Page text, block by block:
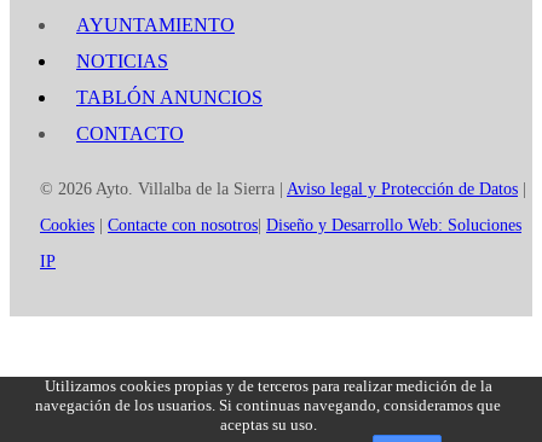
AYUNTAMIENTO
NOTICIAS
TABLÓN ANUNCIOS
CONTACTO
© 2026 Ayto. Villalba de la Sierra | Aviso legal y Protección de Datos
Cookies
Contacte con nosotros Diseño y Desarrollo Web: Soluciones
IP
Utilizamos cookies propias y de terceros para realizar medición de la
navegación de los usuarios. Si continuas navegando, consideramos que
aceptas su uso.